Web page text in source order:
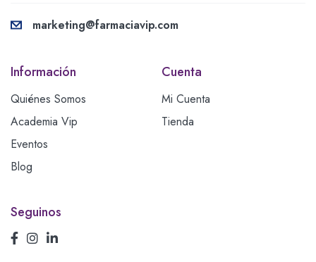
marketing@farmaciavip.com
Información
Quiénes Somos
Academia Vip
Eventos
Blog
Cuenta
Mi Cuenta
Tienda
Seguinos